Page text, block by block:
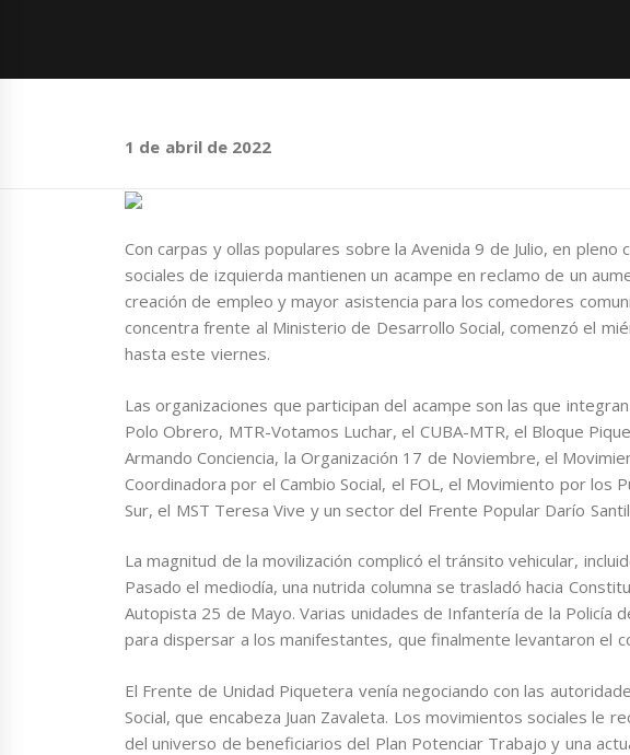
1 de abril de 2022
Con carpas y ollas populares sobre la Avenida 9 de Julio, en
sociales de izquierda mantienen un acampe en reclamo de un
creación de empleo y mayor asistencia para los comedores
concentra frente al Ministerio de Desarrollo Social, comenzó el
hasta este viernes.
Las organizaciones que participan del acampe son las que
Polo Obrero, MTR-Votamos Luchar, el CUBA-MTR, el Bloque
Armando Conciencia, la Organización 17 de Noviembre, el
Coordinadora por el Cambio Social, el FOL, el Movimiento por los
Sur, el MST Teresa Vive y un sector del Frente Popular Darío
La magnitud de la movilización complicó el tránsito vehicular,
Pasado el mediodía, una nutrida columna se trasladó hacia
Autopista 25 de Mayo. Varias unidades de Infantería de la Policía
para dispersar a los manifestantes, que finalmente levantaron el
El Frente de Unidad Piquetera venía negociando con las
Social, que encabeza Juan Zavaleta. Los movimientos sociales le
del universo de beneficiarios del Plan Potenciar Trabajo y una